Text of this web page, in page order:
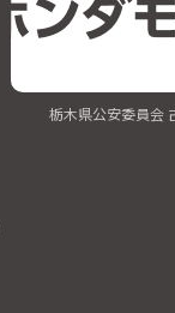
栃木県公安委員会